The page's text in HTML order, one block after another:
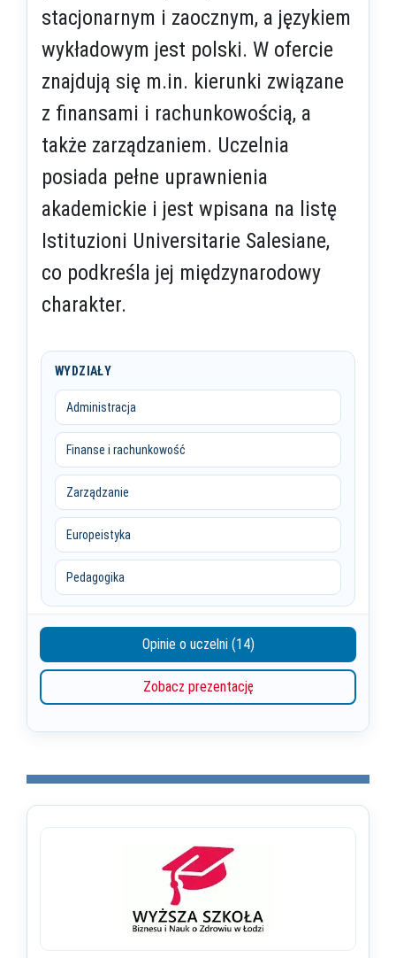
stacjonarnym i zaocznym, a językiem
wykładowym jest polski. W ofercie
znajdują się m.in. kierunki związane
z finansami i rachunkowością, a
także zarządzaniem. Uczelnia
posiada pełne uprawnienia
akademickie i jest wpisana na listę
Istituzioni Universitarie Salesiane,
co podkreśla jej międzynarodowy
charakter.
WYDZIAŁY
Administracja
Finanse i rachunkowość
Zarządzanie
Europeistyka
Pedagogika
Opinie o uczelni (14)
Zobacz prezentację